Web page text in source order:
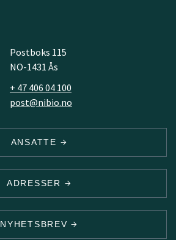
Postboks 115
NO-1431 Ås
+ 47 406 04 100
post@nibio.no
ANSATTE
ADRESSER
NYHETSBREV